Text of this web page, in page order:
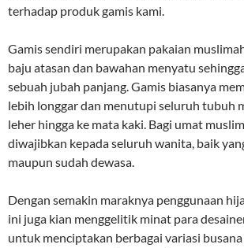
terhadap produk gamis kami.
Gamis sendiri merupakan pakaian
baju atasan dan bawahan menyatu
sebuah jubah panjang. Gamis biasanya
lebih longgar dan menutupi seluruh tubuh
leher hingga ke mata kaki. Bagi umat
diwajibkan kepada seluruh wanita, baik
maupun sudah dewasa.
Dengan semakin maraknya penggunaan
ini juga kian menggelitik minat para
untuk menciptakan berbagai variasi